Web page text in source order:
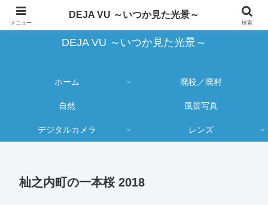
蔵出し写真の大売り出しとカメラ物欲のブログ
DEJA VU ～いつか見た光景～
ホーム 廃校／廃村
自然 風景写真
デジタルカメラ レンズ
杣之内町の一本桜 2018
メニュー
DEJA VU ～いつか見た光景～
検索